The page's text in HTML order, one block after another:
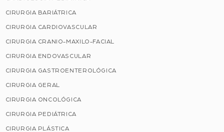
CIRURGIA BARIÁTRICA
CIRURGIA CARDIOVASCULAR
CIRURGIA CRANIO-MAXILO-FACIAL
CIRURGIA ENDOVASCULAR
CIRURGIA GASTROENTEROLÓGICA
CIRURGIA GERAL
CIRURGIA ONCOLÓGICA
CIRURGIA PEDIÁTRICA
CIRURGIA PLÁSTICA